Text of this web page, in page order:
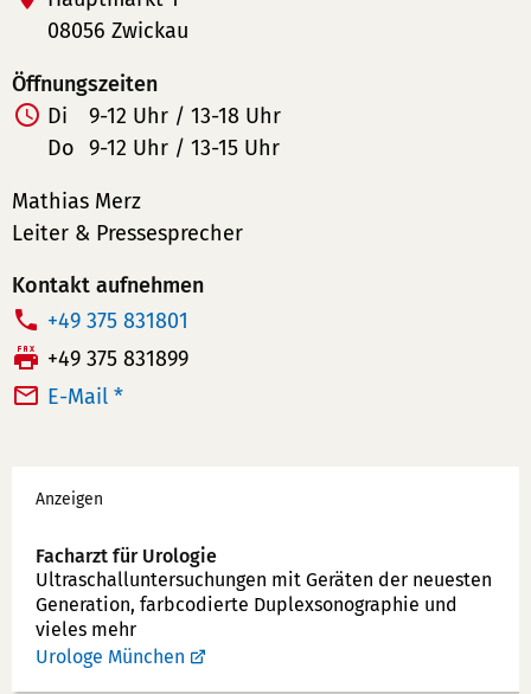
08056 Zwickau
Öffnungszeiten
Di
9-12 Uhr / 13-18 Uhr
Do 9-12 Uhr / 13-15 Uhr
Mathias Merz
Leiter & Pressesprecher
Kontakt aufnehmen
T
e
l
n
u
m
m
e
+49 375 831801
F
a
+49 375 831899
E-Mail *
Werbung
Anzeigen
Facharzt für Urologie
Ultraschallunter­suchungen mit Geräten der neuesten
Generation, farbcodierte Duplex­sonographie und
vieles mehr
Urologe München